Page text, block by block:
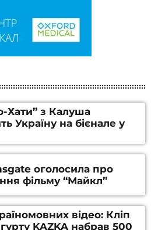
Хати” з Калуша
Україну на бієнале у
оголосила про
фільму “Майкл”
відео: Кліп
KAZKA набрав 500